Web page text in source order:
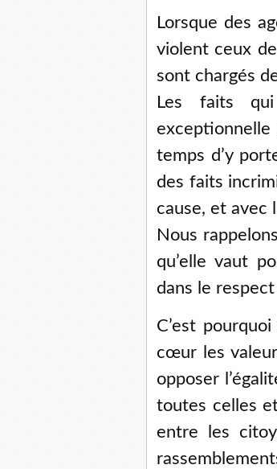
Lorsque des
violent ceux
sont chargés
Les faits
temps d’y
des faits
cause, et avec
Nous
qu’elle vaut
dans le
C’est
cœur les
opposer
toutes celles
entre les